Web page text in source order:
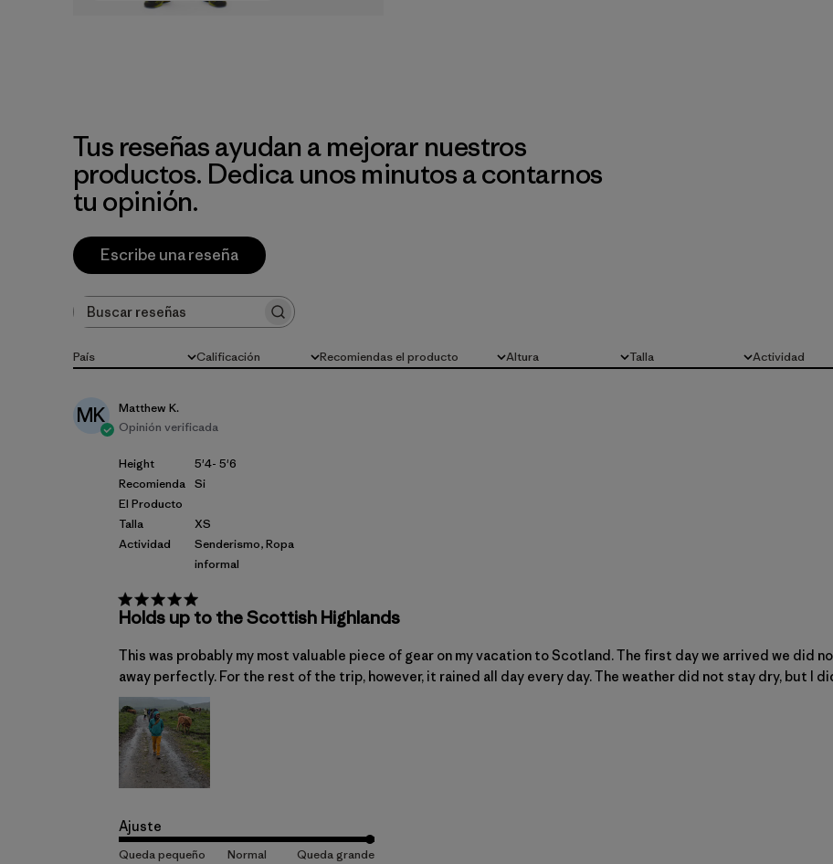
Tus reseñas ayudan a mejorar nuestros
productos. Dedica unos minutos a contarnos
tu opinión.
Escribe una reseña
Buscar reseñas
Calificación
Todas las clasificaciones
País
Todo Recomiendas el producto
Todo Altura
Todo Talla
Todo Actividad
Todo
MK
Matthew K.
Opinión verificada
Height
Recomienda
El Producto
Talla
Actividad
5'4- 5'6
Si
XS
Senderismo, Ropa
informal
Holds up to the Scottish Highlands
This was probably my most valuable piece of gear on my vacation to Scotland. The first day we arrived we did
away perfectly. For the rest of the trip, however, it rained all day every day. The weather did not stay dry, but I
Ajuste